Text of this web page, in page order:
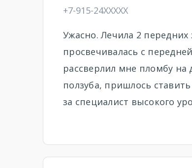
+7-915-24XXXXX
Ужасно. Лечила 2
просвечивалась с
рассверлил мне пломбу на
ползуба, пришлось
за специалист высокого